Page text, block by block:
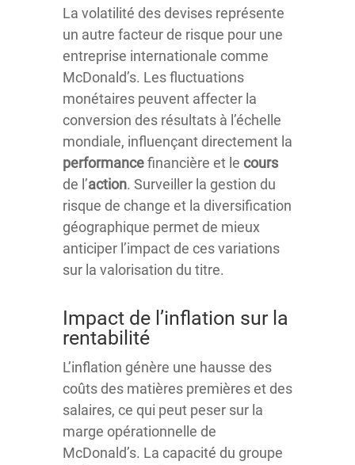
La volatilité des devises représente
un autre facteur de risque pour une
entreprise internationale comme
McDonald’s. Les fluctuations
monétaires peuvent affecter la
conversion des résultats à l’échelle
mondiale, influençant directement la
performancefinancière et le cours
de l’action. Surveiller la gestion du
risque de change et la diversification
géographique permet de mieux
anticiper l’impact de ces variations
sur la valorisation du titre.
Impact de l’inflation sur la
rentabilité
L’inflation génère une hausse des
coûts des matières premières et des
salaires, ce qui peut peser sur la
marge opérationnelle de
McDonald’s. La capacité du groupe